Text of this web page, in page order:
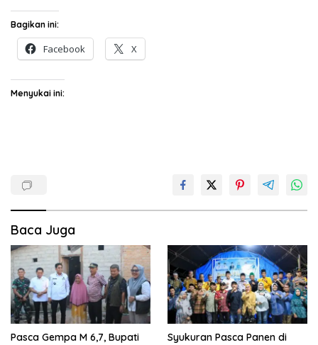
Bagikan ini:
Facebook X
Menyukai ini:
Baca Juga
Pasca Gempa M 6,7, Bupati
Syukuran Pasca Panen di